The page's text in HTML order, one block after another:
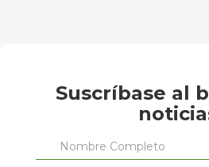
Suscríbase al